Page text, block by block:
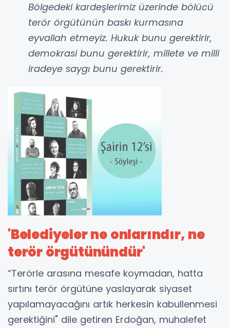
Bölgedeki kardeşlerimiz üzerinde bölücü
terör örgütünün baskı kurmasına
eyvallah etmeyiz. Hukuk bunu gerektirir,
demokrasi bunu gerektirir, millete ve milli
iradeye saygı bunu gerektirir.
'Belediyeler ne onlarındır, ne
terör örgütünündür'
“Terörle arasına mesafe koymadan, hatta
sırtını terör örgütüne yaslayarak siyaset
yapılamayacağını artık herkesin kabullenmesi
gerektiğini" dile getiren Erdoğan, muhalefet